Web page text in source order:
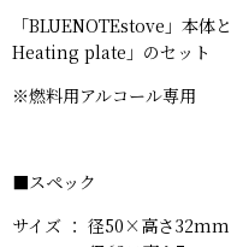
「BLUENOTEstove」本体
Heating plate」のセット
※燃料用アルコール専用
■スペック
サイズ ： 径50×高さ32mm